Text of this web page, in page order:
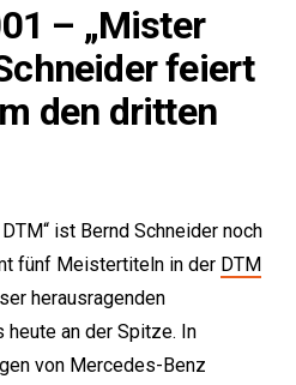
– „Mister
feiert
den dritten
ist Bernd Schneider noch
fünf Meistertiteln in der DTM
herausragenden
heute an der Spitze. In
von Mercedes-Benz